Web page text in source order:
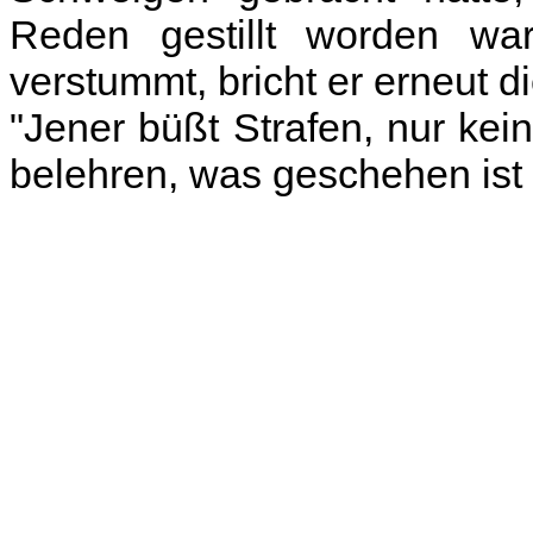
Reden gestillt worden
verstummt, bricht er erneut
"Jener büßt Strafen, nur
belehren, was geschehen